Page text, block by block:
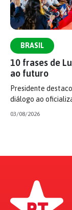
BRASIL
10 frases de
ao futuro
Presidente
diálogo ao
03/08/2026